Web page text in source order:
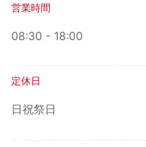
営業時間
08:30 - 18:00
定休日
日祝祭日